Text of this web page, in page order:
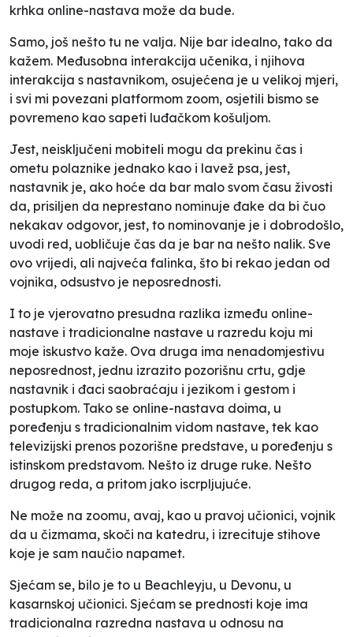
krhka online-nastava može da bude.
Samo, još nešto tu ne valja. Nije bar idealno, tako da
kažem. Međusobna interakcija učenika, i njihova
interakcija s nastavnikom, osujećena je u velikoj mjeri,
i svi mi povezani platformom zoom, osjetili bismo se
povremeno kao sapeti luđačkom košuljom.
Jest, neisključeni mobiteli mogu da prekinu čas i
ometu polaznike jednako kao i lavež psa, jest,
nastavnik je, ako hoće da bar malo svom času živosti
da, prisiljen da neprestano nominuje đake da bi čuo
nekakav odgovor, jest, to nominovanje je i dobrodošlo,
uvodi red, uobličuje čas da je bar na nešto nalik. Sve
ovo vrijedi, ali najveća falinka, što bi rekao jedan od
vojnika, odsustvo je neposrednosti.
I to je vjerovatno presudna razlika između online-
nastave i tradicionalne nastave u razredu koju mi
moje iskustvo kaže. Ova druga ima nenadomjestivu
neposrednost, jednu izrazito pozorišnu crtu, gdje
nastavnik i đaci saobraćaju i jezikom i gestom i
postupkom. Tako se online-nastava doima, u
poređenju s tradicionalnim vidom nastave, tek kao
televizijski prenos pozorišne predstave, u poređenju s
istinskom predstavom. Nešto iz druge ruke. Nešto
drugog reda, a pritom jako iscrpljujuće.
Ne može na zoomu, avaj, kao u pravoj učionici, vojnik
da u čizmama, skoči na katedru, i izrecituje stihove
koje je sam naučio napamet.
Sjećam se, bilo je to u Beachleyju, u Devonu, u
kasarnskoj učionici. Sjećam se prednosti koje ima
tradicionalna razredna nastava u odnosu na